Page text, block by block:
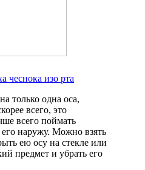
чеснока изо рта
только одна оса,
всего, это
всего поймать
наружу. Можно взять
ею осу на стекле или
предмет и убрать его